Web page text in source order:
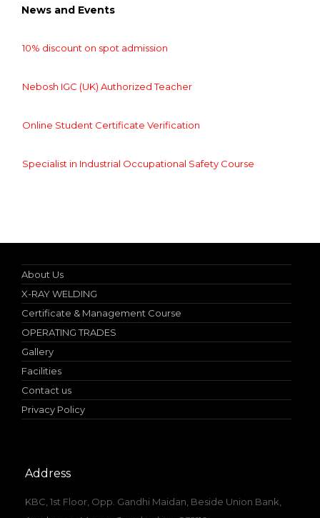
News and Events
10% discount on spot admission
Nebosh IGC (UK) Authorized Teacher
Online Student Certificate Verification
Specialist in Industrial Occupational Safety Course
About Us
X-RAY WELDING
Certificate & Management Course
OPERATING TRADES
Gallery
Facilities
Contact us
Privacy Policy
Address
KBC, 1st Floor, Opp. Gandhi Maidan, Beside Union Bank,